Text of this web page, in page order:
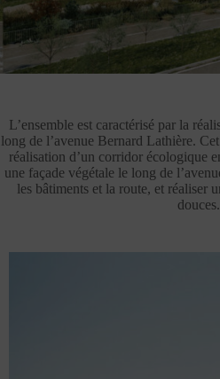
L’ensemble est caractérisé par la
long de l’avenue Bernard Lathière.
réalisation d’un corridor écologique
une façade végétale le long de
les bâtiments et la route, et réaliser
douces.